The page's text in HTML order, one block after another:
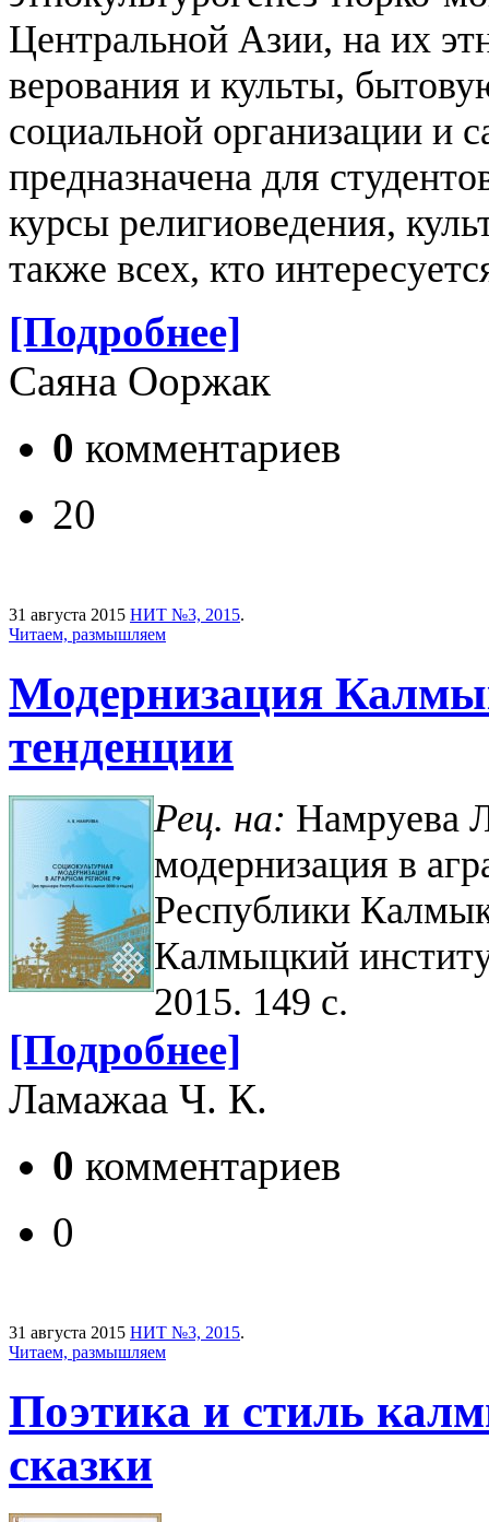
Центральной Азии, на их
верования и культы,
социальной организации и
предназначена для
курсы религиоведения,
также всех, кто
[Подробнее]
Саяна Ооржак
0 комментариев
20
31 августа 2015 НИТ №3, 2015.
Читаем, размышляем
Модернизация
тенденции
Рец. на: Намруева
модернизация в
Республики
Калмыцкий
2015. 149 с.
[Подробнее]
Ламажаа Ч. К.
0 комментариев
0
31 августа 2015 НИТ №3, 2015.
Читаем, размышляем
Поэтика и стиль
сказки